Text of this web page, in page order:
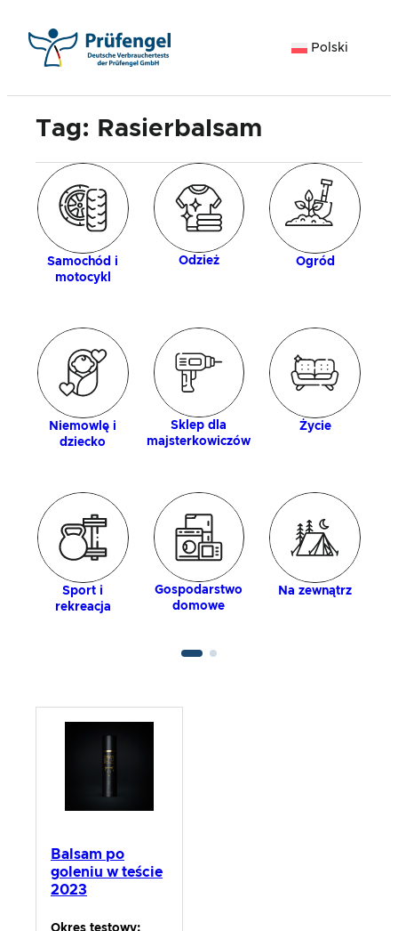
Polski
Tag: Rasierbalsam
Samochód i
motocykl
Odzież Ogród
Niemowlę i
dziecko
Sklep dla
majsterkowiczów
Życie
Sport i
rekreacja
Gospodarstwo
domowe
Na zewnątrz
Balsam po
goleniu w teście
2023